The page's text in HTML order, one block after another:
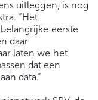
uitleggen, is nog
“Het
eerste
daar
laten we het
dat een
data.”